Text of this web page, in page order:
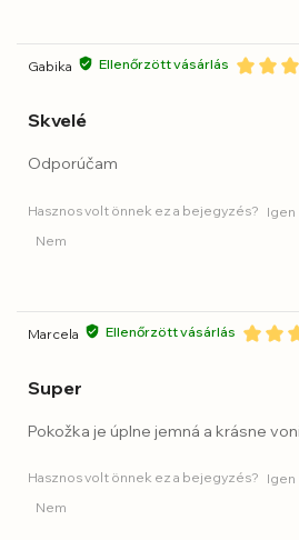
Gabika Ellenőrzött vásárlás
Skvelé
Odporúčam
Hasznos volt önnek ez a bejegyzés? Igen
Nem
Marcela Ellenőrzött vásárlás
Super
Pokožka je úplne jemná a krásne
Hasznos volt önnek ez a bejegyzés? Igen
Nem